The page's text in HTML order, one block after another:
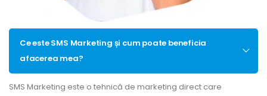
Ce este SMS Marketing și cum poate beneficia
afacerea mea?
SMS Marketing este o tehnică de marketing direct care